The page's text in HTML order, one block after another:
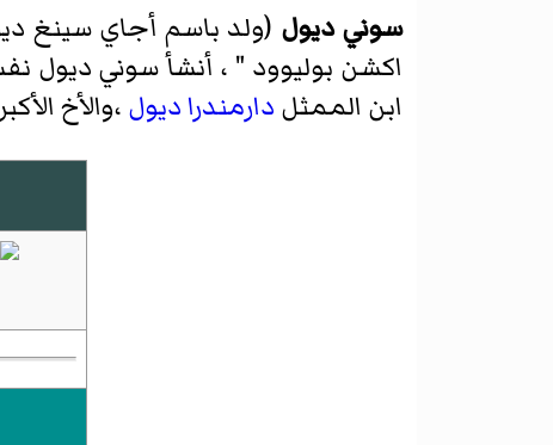
سوني ديول
اكشن بوليوود " ، أنشأ سوني ديول
ابن الممثل دارمندرا ديول ،والأخ